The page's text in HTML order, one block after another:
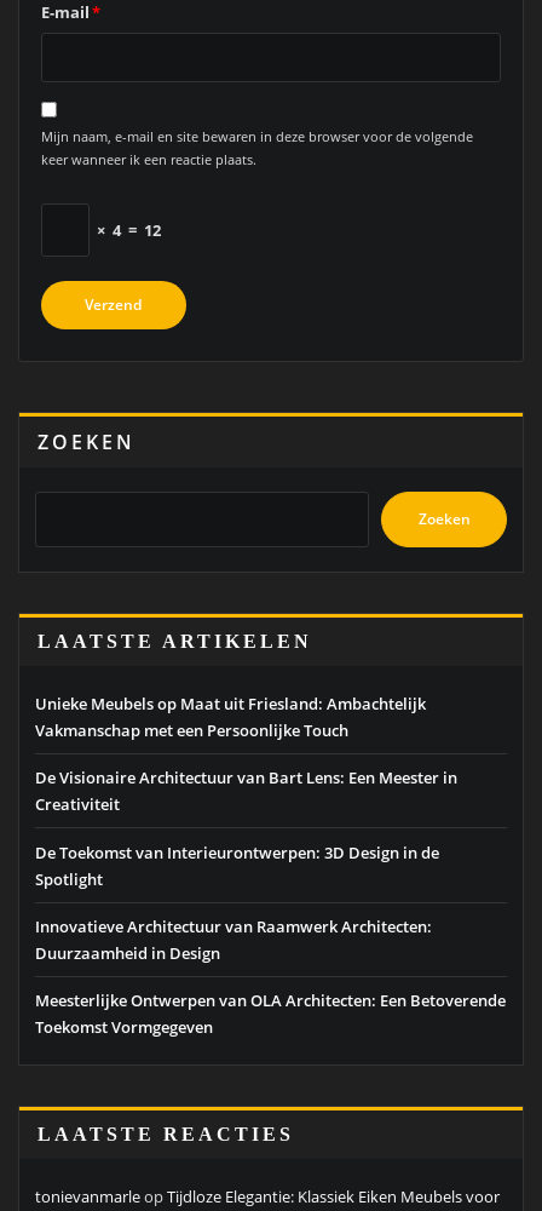
E-mail*
Mijn naam, e-mail en site bewaren in deze browser voor de volgende
keer wanneer ik een reactie plaats.
× 4 = 12
ZOEKEN
Zoeken
LAATSTE ARTIKELEN
Unieke Meubels op Maat uit Friesland: Ambachtelijk
Vakmanschap met een Persoonlijke Touch
De Visionaire Architectuur van Bart Lens: Een Meester in
Creativiteit
De Toekomst van Interieurontwerpen: 3D Design in de
Spotlight
Innovatieve Architectuur van Raamwerk Architecten:
Duurzaamheid in Design
Meesterlijke Ontwerpen van OLA Architecten: Een Betoverende
Toekomst Vormgegeven
LAATSTE REACTIES
tonievanmarleopTijdloze Elegantie: Klassiek Eiken Meubels voor